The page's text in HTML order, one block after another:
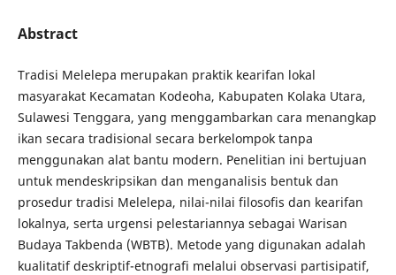
Abstract
Tradisi Melelepa merupakan praktik kearifan lokal
masyarakat Kecamatan Kodeoha, Kabupaten Kolaka Utara,
Sulawesi Tenggara, yang menggambarkan cara menangkap
ikan secara tradisional secara berkelompok tanpa
menggunakan alat bantu modern. Penelitian ini bertujuan
untuk mendeskripsikan dan menganalisis bentuk dan
prosedur tradisi Melelepa, nilai-nilai filosofis dan kearifan
lokalnya, serta urgensi pelestariannya sebagai Warisan
Budaya Takbenda (WBTB). Metode yang digunakan adalah
kualitatif deskriptif-etnografi melalui observasi partisipatif,